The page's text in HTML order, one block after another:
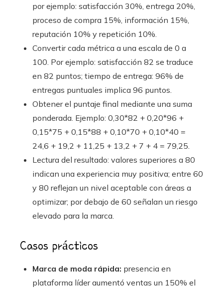
por ejemplo: satisfacción 30%, entrega 20%,
proceso de compra 15%, información 15%,
reputación 10% y repetición 10%.
Convertir cada métrica a una escala de 0 a
100. Por ejemplo: satisfacción 82 se traduce
en 82 puntos; tiempo de entrega: 96% de
entregas puntuales implica 96 puntos.
Obtener el puntaje final mediante una suma
ponderada. Ejemplo: 0,30*82 + 0,20*96 +
0,15*75 + 0,15*88 + 0,10*70 + 0,10*40 =
24,6 + 19,2 + 11,25 + 13,2 + 7 + 4 = 79,25.
Lectura del resultado: valores superiores a 80
indican una experiencia muy positiva; entre 60
y 80 reflejan un nivel aceptable con áreas a
optimizar; por debajo de 60 señalan un riesgo
elevado para la marca.
Casos prácticos
Marca de moda rápida: presencia en
plataforma líder aumentó ventas un 150% el